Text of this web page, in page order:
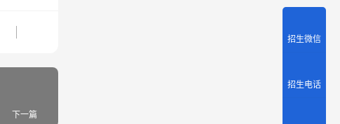
下一篇
招生微信
招生电话